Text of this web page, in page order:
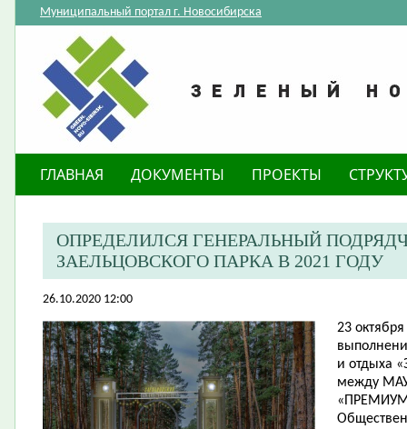
Муниципальный портал г. Новосибирска
ГЛАВНАЯ ДОКУМЕНТЫ ПРОЕКТЫ
ОПРЕДЕЛИЛСЯ ГЕНЕРАЛЬНЫЙ
ЗАЕЛЬЦОВСКОГО ПАРКА В 2021 ГОДУ
26.10.2020 12:00
23
и отдыха
между